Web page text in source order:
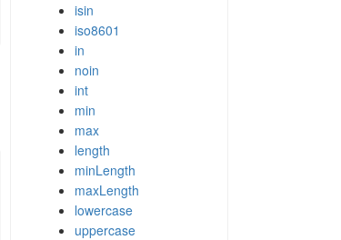
isin
iso8601
in
noin
int
min
max
length
minLength
maxLength
lowercase
uppercase